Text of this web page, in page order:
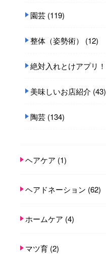
園芸 (119)
整体（姿勢術） (12)
絶対入れとけアプリ！
美味しいお店紹介 (43)
陶芸 (134)
ヘアケア (1)
ヘアドネーション (62)
ホームケア (4)
マツ育 (2)